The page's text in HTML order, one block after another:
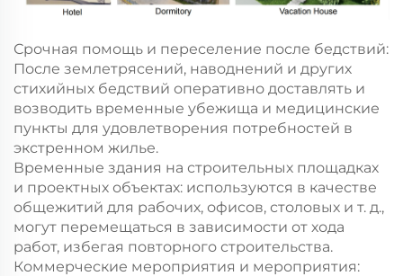
Срочная помощь и переселение после бедствий:
После землетрясений, наводнений и других
стихийных бедствий оперативно доставлять и
возводить временные убежища и медицинские
пункты для удовлетворения потребностей в
экстренном жилье.
Временные здания на строительных площадках
и проектных объектах: используются в качестве
общежитий для рабочих, офисов, столовых и т. д.,
могут перемещаться в зависимости от хода
работ, избегая повторного строительства.
Коммерческие мероприятия и мероприятия: